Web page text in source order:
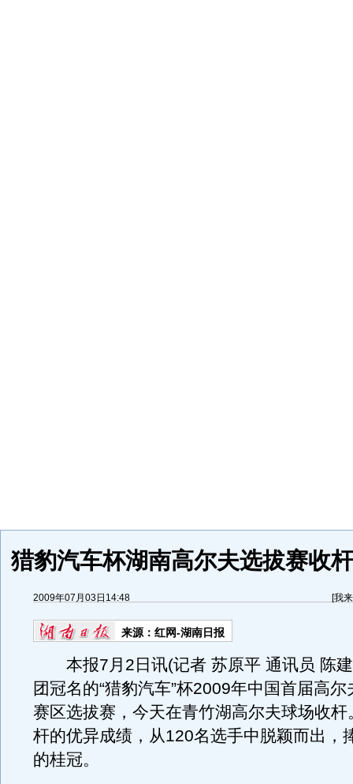
猎豹汽车杯湖南高尔夫选拔赛收
2009年07月03日14:48 [我
来源： 红网-湖南日报
本报7月2日讯(记者 苏原平 通讯员 陈建
团冠名的“猎豹汽车”杯2009年中国首届高
赛区选拔赛，今天在青竹湖高尔夫球场收
杆的优异成绩，从120名选手中脱颖而出，
的桂冠。